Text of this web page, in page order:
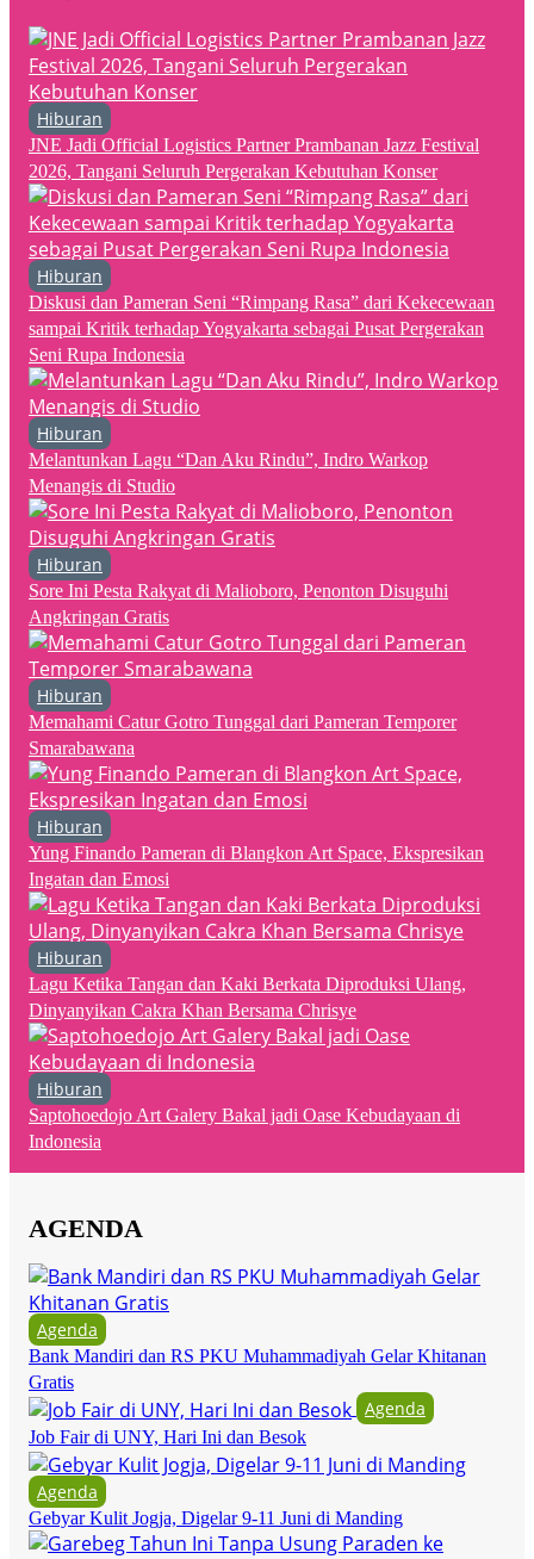
Hiburan
JNE Jadi Official Logistics Partner Prambanan Jazz Festival
2026, Tangani Seluruh Pergerakan Kebutuhan Konser
Hiburan
Diskusi dan Pameran Seni “Rimpang Rasa” dari Kekecewaan
sampai Kritik terhadap Yogyakarta sebagai Pusat Pergerakan
Seni Rupa Indonesia
Hiburan
Melantunkan Lagu “Dan Aku Rindu”, Indro Warkop
Menangis di Studio
Hiburan
Sore Ini Pesta Rakyat di Malioboro, Penonton Disuguhi
Angkringan Gratis
Hiburan
Memahami Catur Gotro Tunggal dari Pameran Temporer
Smarabawana
Hiburan
Yung Finando Pameran di Blangkon Art Space, Ekspresikan
Ingatan dan Emosi
Hiburan
Lagu Ketika Tangan dan Kaki Berkata Diproduksi Ulang,
Dinyanyikan Cakra Khan Bersama Chrisye
Hiburan
Saptohoedojo Art Galery Bakal jadi Oase Kebudayaan di
Indonesia
AGENDA
Agenda
Bank Mandiri dan RS PKU Muhammadiyah Gelar Khitanan
Gratis
Agenda
Job Fair di UNY, Hari Ini dan Besok
Agenda
Gebyar Kulit Jogja, Digelar 9-11 Juni di Manding